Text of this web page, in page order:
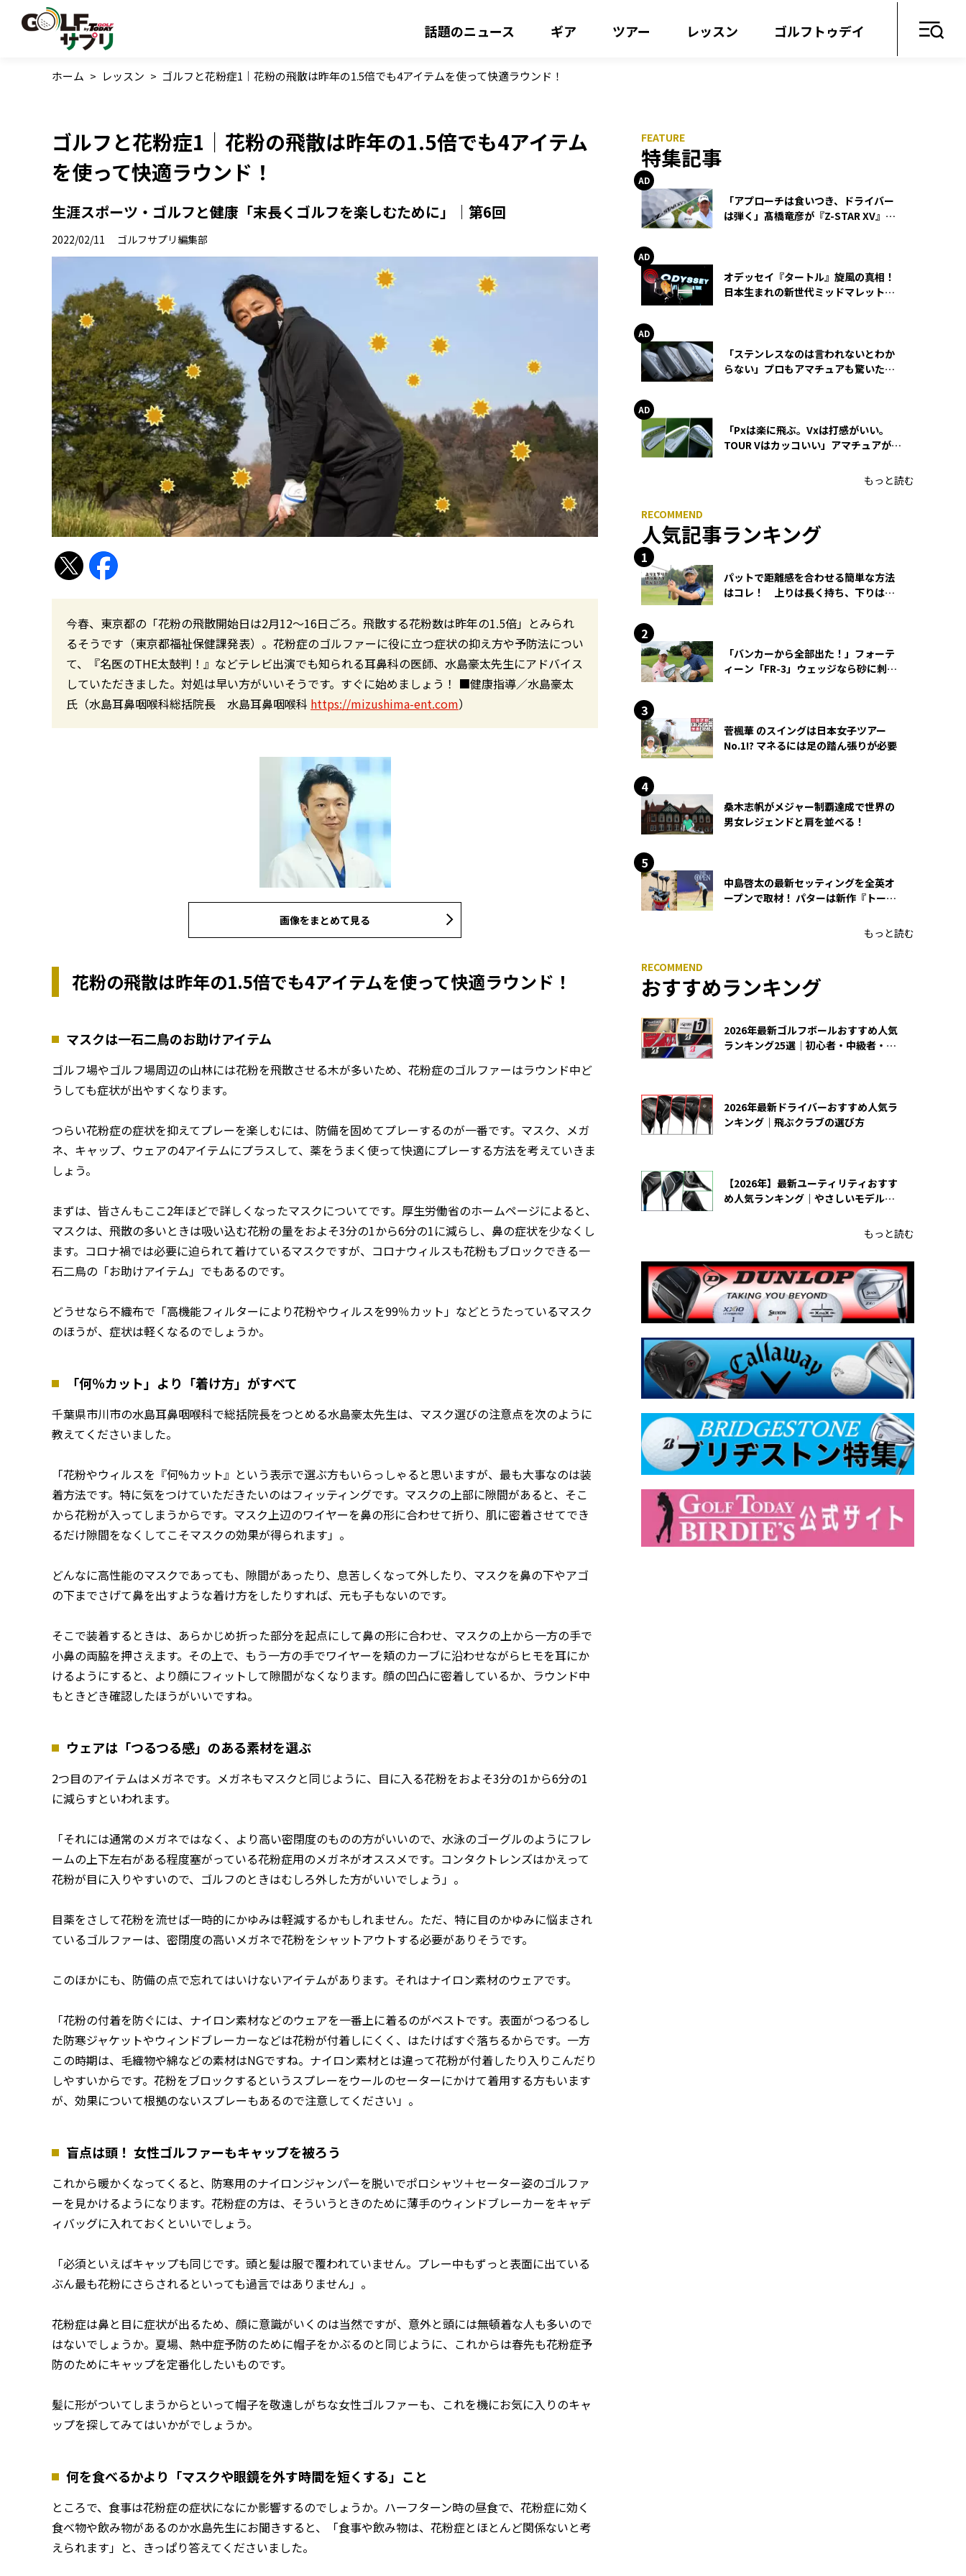
話題のニュース ギア ツアー レッスン ゴルフトゥデイ
ホーム > レッスン > ゴルフと花粉症1｜花粉の飛散は昨年の1.5倍でも4アイテムを使って快適ラウンド！
ゴルフと花粉症1｜花粉の飛散は昨年の1.5倍でも4アイテム
を使って快適ラウンド！
生涯スポーツ・ゴルフと健康「末長くゴルフを楽しむために」｜第6回
2022/02/11 ゴルフサプリ編集部
今春、東京都の「花粉の飛散開始日は2月12〜16日ごろ。飛散する花粉数は昨年の1.5倍」とみられ
るそうです（東京都福祉保健課発表）。花粉症のゴルファーに役に立つ症状の抑え方や予防法につい
て、『名医のTHE太鼓判！』などテレビ出演でも知られる耳鼻科の医師、水島豪太先生にアドバイス
していただきました。対処は早い方がいいそうです。すぐに始めましょう！ ■健康指導／水島豪太
氏（水島耳鼻咽喉科総括院長 水島耳鼻咽喉科 https://mizushima-ent.com）
画像をまとめて見る
花粉の飛散は昨年の1.5倍でも4アイテムを使って快適ラウンド！
マスクは一石二鳥のお助けアイテム
ゴルフ場やゴルフ場周辺の山林には花粉を飛散させる木が多いため、花粉症のゴルファーはラウンド中ど
うしても症状が出やすくなります。
つらい花粉症の症状を抑えてプレーを楽しむには、防備を固めてプレーするのが一番です。マスク、メガ
ネ、キャップ、ウェアの4アイテムにプラスして、薬をうまく使って快適にプレーする方法を考えていきま
しょう。
まずは、皆さんもここ2年ほどで詳しくなったマスクについてです。厚生労働省のホームページによると、
マスクは、飛散の多いときは吸い込む花粉の量をおよそ3分の1から6分の1に減らし、鼻の症状を少なくし
ます。コロナ禍では必要に迫られて着けているマスクですが、コロナウィルスも花粉もブロックできる一
石二鳥の「お助けアイテム」でもあるのです。
どうせなら不織布で「高機能フィルターにより花粉やウィルスを99％カット」などとうたっているマスク
のほうが、症状は軽くなるのでしょうか。
「何％カット」より「着け方」がすべて
千葉県市川市の水島耳鼻咽喉科で総括院長をつとめる水島豪太先生は、マスク選びの注意点を次のように
教えてくださいました。
「花粉やウィルスを『何%カット』という表示で選ぶ方もいらっしゃると思いますが、最も大事なのは装
着方法です。特に気をつけていただきたいのはフィッティングです。マスクの上部に隙間があると、そこ
から花粉が入ってしまうからです。マスク上辺のワイヤーを鼻の形に合わせて折り、肌に密着させてでき
るだけ隙間をなくしてこそマスクの効果が得られます」。
どんなに高性能のマスクであっても、隙間があったり、息苦しくなって外したり、マスクを鼻の下やアゴ
の下までさげて鼻を出すような着け方をしたりすれば、元も子もないのです。
そこで装着するときは、あらかじめ折った部分を起点にして鼻の形に合わせ、マスクの上から一方の手で
小鼻の両脇を押さえます。その上で、もう一方の手でワイヤーを頬のカーブに沿わせながらヒモを耳にか
けるようにすると、より顔にフィットして隙間がなくなります。顔の凹凸に密着しているか、ラウンド中
もときどき確認したほうがいいですね。
ウェアは「つるつる感」のある素材を選ぶ
2つ目のアイテムはメガネです。メガネもマスクと同じように、目に入る花粉をおよそ3分の1から6分の1
に減らすといわれます。
「それには通常のメガネではなく、より高い密閉度のものの方がいいので、水泳のゴーグルのようにフレ
ームの上下左右がある程度塞がっている花粉症用のメガネがオススメです。コンタクトレンズはかえって
花粉が目に入りやすいので、ゴルフのときはむしろ外した方がいいでしょう」。
目薬をさして花粉を流せば一時的にかゆみは軽減するかもしれません。ただ、特に目のかゆみに悩まされ
ているゴルファーは、密閉度の高いメガネで花粉をシャットアウトする必要がありそうです。
このほかにも、防備の点で忘れてはいけないアイテムがあります。それはナイロン素材のウェアです。
「花粉の付着を防ぐには、ナイロン素材などのウェアを一番上に着るのがベストです。表面がつるつるし
た防寒ジャケットやウィンドブレーカーなどは花粉が付着しにくく、はたけばすぐ落ちるからです。一方
この時期は、毛織物や綿などの素材はNGですね。ナイロン素材とは違って花粉が付着したり入りこんだり
しやすいからです。花粉をブロックするというスプレーをウールのセーターにかけて着用する方もいます
が、効果について根拠のないスプレーもあるので注意してください」。
盲点は頭！ 女性ゴルファーもキャップを被ろう
これから暖かくなってくると、防寒用のナイロンジャンパーを脱いでポロシャツ＋セーター姿のゴルファ
ーを見かけるようになります。花粉症の方は、そういうときのために薄手のウィンドブレーカーをキャデ
ィバッグに入れておくといいでしょう。
「必須といえばキャップも同じです。頭と髪は服で覆われていません。プレー中もずっと表面に出ている
ぶん最も花粉にさらされるといっても過言ではありません」。
花粉症は鼻と目に症状が出るため、顔に意識がいくのは当然ですが、意外と頭には無頓着な人も多いので
はないでしょうか。夏場、熱中症予防のために帽子をかぶるのと同じように、これからは春先も花粉症予
防のためにキャップを定番化したいものです。
髪に形がついてしまうからといって帽子を敬遠しがちな女性ゴルファーも、これを機にお気に入りのキャ
ップを探してみてはいかがでしょうか。
何を食べるかより「マスクや眼鏡を外す時間を短くする」こと
ところで、食事は花粉症の症状になにか影響するのでしょうか。ハーフターン時の昼食で、花粉症に効く
食べ物や飲み物があるのか水島先生にお聞きすると、「食事や飲み物は、花粉症とほとんど関係ないと考
えられます」と、きっぱり答えてくださいました。
特集記事
「アプローチは食いつき、ドライバー
は弾く」髙橋竜彦が『Z-STAR XV』を
オデッセイ『タートル』旋風の真相！
日本生まれの新世代ミッドマレットが
「ステンレスなのは言われないとわか
らない」プロもアマチュアも驚いた
「Pxは楽に飛ぶ。Vxは打感がいい。
TOUR Vはカッコいい」アマチュアが選
もっと読む
人気記事ランキング
パットで距離感を合わせる簡単な方法
はコレ！ 上りは長く持ち、下りは短
「バンカーから全部出た！」フォーテ
ィーン「FR-3」ウェッジなら砂に刺さ
菅楓華 のスイングは日本女子ツアー
No.1!? マネるには足の踏ん張りが必要
桑木志帆がメジャー制覇達成で世界の
男女レジェンドと肩を並べる！
中島啓太の最新セッティングを全英オ
ープンで取材！ パターは新作『トーチ
もっと読む
おすすめランキング
2026年最新ゴルフボールおすすめ人気
ランキング25選｜初心者・中級者・上
2026年最新ドライバーおすすめ人気ラ
ンキング｜飛ぶクラブの選び方
【2026年】最新ユーティリティおすす
め人気ランキング｜やさしいモデルの
もっと読む